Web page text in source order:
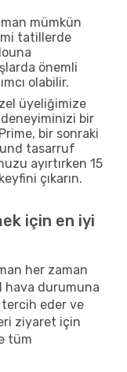
mümkün
tatillerde
önemli
olabilir.
üyeliğimize
bir
bir sonraki
tasarruf
ayırtırken 15
çıkarın.
için en iyi
her zaman
durumuna
tercih eder ve
ziyaret için
tüm